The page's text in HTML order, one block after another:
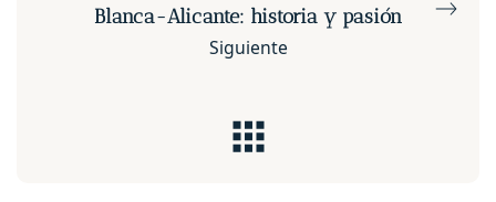
Blanca-Alicante: historia y pasión
Siguiente